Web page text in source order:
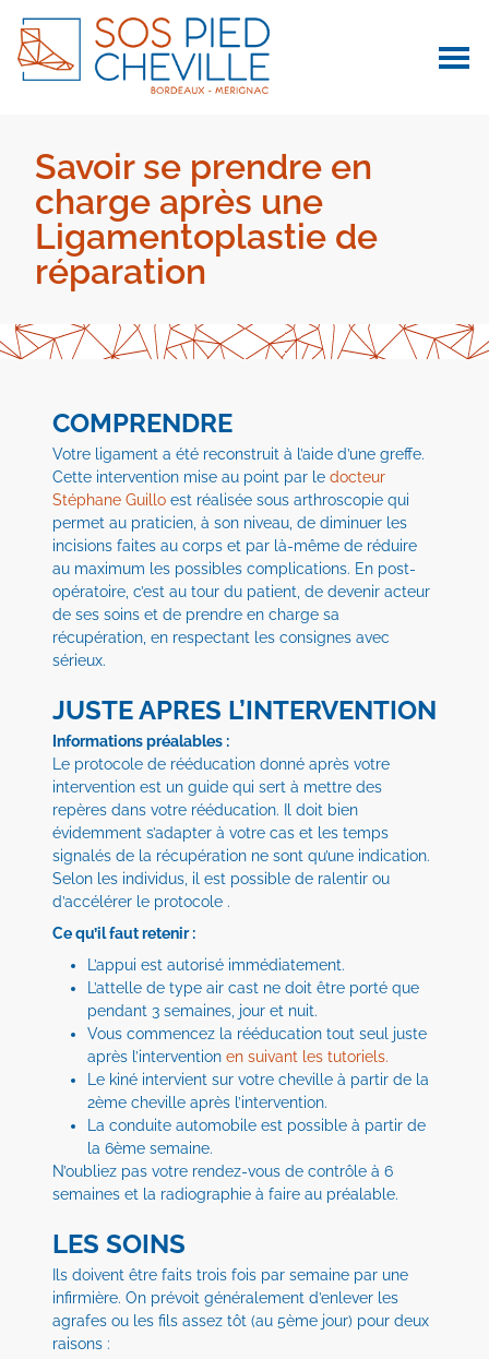
Savoir se prendre en
charge après une
Ligamentoplastie de
réparation
COMPRENDRE
Votre ligament a été reconstruit à l’aide d’une greffe.
Cette intervention mise au point par le docteur
Stéphane Guillo est réalisée sous arthroscopie qui
permet au praticien, à son niveau, de diminuer les
incisions faites au corps et par là-même de réduire
au maximum les possibles complications. En post-
opératoire, c’est au tour du patient, de devenir acteur
de ses soins et de prendre en charge sa
récupération, en respectant les consignes avec
sérieux.
JUSTE APRES L’INTERVENTION
Informations préalables :
Le protocole de rééducation donné après votre
intervention est un guide qui sert à mettre des
repères dans votre rééducation. Il doit bien
évidemment s’adapter à votre cas et les temps
signalés de la récupération ne sont qu’une indication.
Selon les individus, il est possible de ralentir ou
d’accélérer le protocole .
Ce qu’il faut retenir :
L’appui est autorisé immédiatement.
L’attelle de type air cast ne doit être porté que
pendant 3 semaines, jour et nuit.
Vous commencez la rééducation tout seul juste
après l’intervention en suivant les tutoriels.
Le kiné intervient sur votre cheville à partir de la
2ème cheville après l’intervention.
La conduite automobile est possible à partir de
la 6ème semaine.
N’oubliez pas votre rendez-vous de contrôle à 6
semaines et la radiographie à faire au préalable.
LES SOINS
Ils doivent être faits trois fois par semaine par une
infirmière. On prévoit généralement d’enlever les
agrafes ou les fils assez tôt (au 5ème jour) pour deux
raisons :